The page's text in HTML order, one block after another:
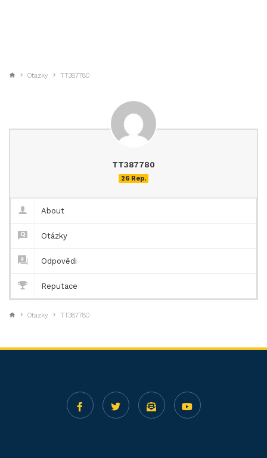
Otazky TT387780
TT387780
26 Rep.
About
Otázky
Odpovědi
Reputace
Otazky TT387780